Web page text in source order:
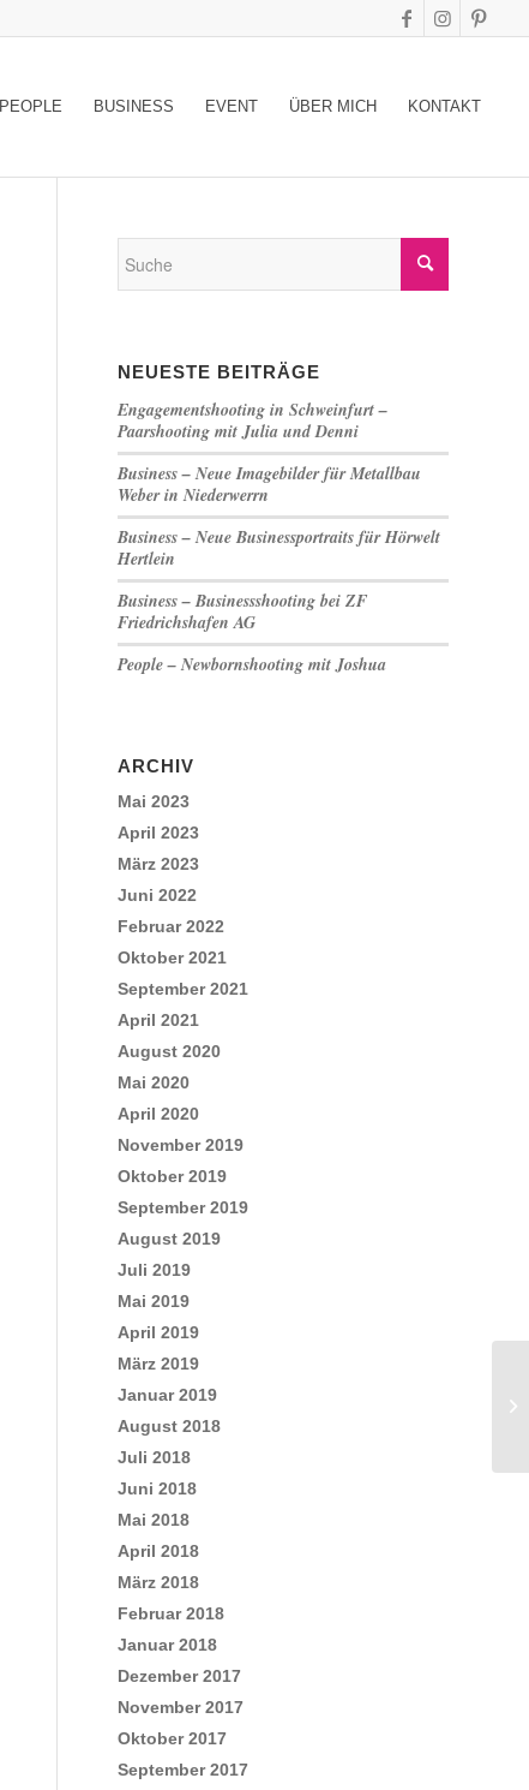
PEOPLE BUSINESS EVENT ÜBER MICH KONTAKT
NEUESTE BEITRÄGE
Engagementshooting in Schweinfurt –
Paarshooting mit Julia und Denni
Business – Neue Imagebilder für Metallbau
Weber in Niederwerrn
Business – Neue Businessportraits für Hörwelt
Hertlein
Business – Businessshooting bei ZF
Friedrichshafen AG
People – Newbornshooting mit Joshua
ARCHIV
Mai 2023
April 2023
März 2023
Juni 2022
Februar 2022
Oktober 2021
September 2021
April 2021
August 2020
Mai 2020
April 2020
November 2019
Oktober 2019
September 2019
August 2019
Juli 2019
Mai 2019
April 2019
März 2019
Januar 2019
August 2018
Juli 2018
Juni 2018
Mai 2018
April 2018
März 2018
Februar 2018
Januar 2018
Dezember 2017
November 2017
Oktober 2017
September 2017